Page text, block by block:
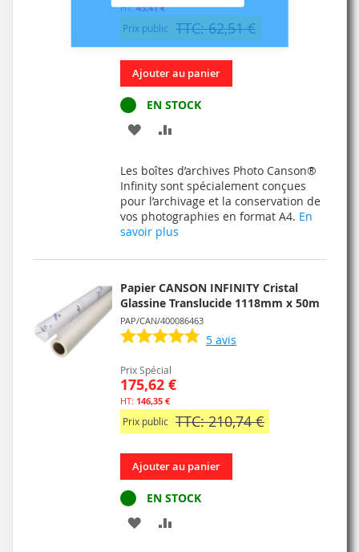
43,41 €
Prix public TTC: 62,51 €
Ajouter au panier
EN STOCK
AJOUTER
MA
LISTE
D’ENVIE
COMPARATEUR
Les boîtes d’archives Photo Canson®
Infinity sont spécialement conçues
pour l’archivage et la conservation de
vos photographies en format A4. En
savoir plus
Papier CANSON INFINITY Cristal
Glassine Translucide 1118mm x 50m
PAP/CAN/400086463
5 avis
Prix Spécial
175,62 €
146,35 €
Prix public TTC: 210,74 €
Ajouter au panier
EN STOCK
AJOUTER